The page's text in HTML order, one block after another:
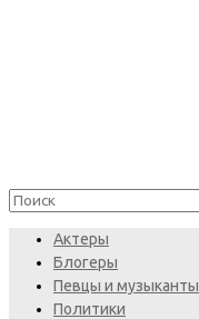
Актеры
Блогеры
Певцы и музыканты
Политики